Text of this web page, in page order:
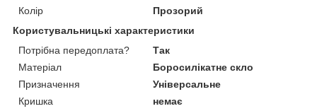
Колір
Прозорий
Користувальницькі характеристики
Потрібна передоплата?
Так
Матеріал
Боросилікатне скло
Призначення
Універсальне
Кришка
немає